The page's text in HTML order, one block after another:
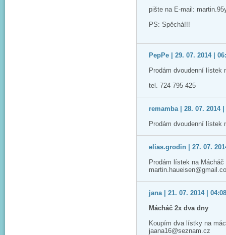
pište na E-mail:
PS: Spěchá!!!
PepPe | 29. 07. 2014 |
Prodám dvoudenní lístek
tel. 724 795 425
remamba | 28. 07. 2014 |
Prodám dvoudenní lístek
elias.grodin | 27. 07.
Prodám lístek na
jana | 21. 07. 2014 |
Mácháč 2x dva dny
Koupím dva lístky na
jaana16@seznam.cz